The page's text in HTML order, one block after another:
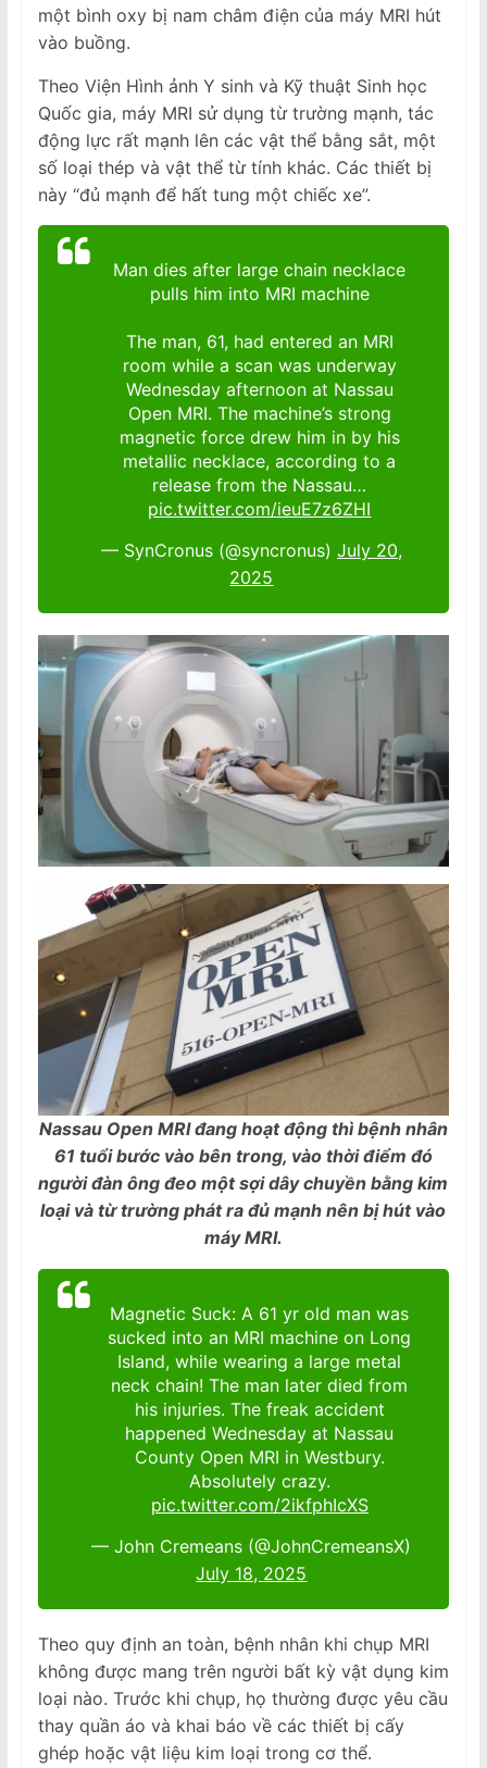
một bình oxy bị nam châm điện của máy MRI hút
vào buồng.
Theo Viện Hình ảnh Y sinh và Kỹ thuật Sinh học
Quốc gia, máy MRI sử dụng từ trường mạnh, tác
động lực rất mạnh lên các vật thể bằng sắt, một
số loại thép và vật thể từ tính khác. Các thiết bị
này “đủ mạnh để hất tung một chiếc xe”.
Man dies after large chain necklace
pulls him into MRI machine
The man, 61, had entered an MRI
room while a scan was underway
Wednesday afternoon at Nassau
Open MRI. The machine’s strong
magnetic force drew him in by his
metallic necklace, according to a
release from the Nassau…
pic.twitter.com/ieuE7z6ZHI
— SynCronus (@syncronus) July 20,
2025
Nassau Open MRI đang hoạt động thì bệnh nhân
61 tuổi bước vào bên trong, vào thời điểm đó
người đàn ông đeo một sợi dây chuyền bằng kim
loại và từ trường phát ra đủ mạnh nên bị hút vào
máy MRI.
Magnetic Suck: A 61 yr old man was
sucked into an MRI machine on Long
Island, while wearing a large metal
neck chain! The man later died from
his injuries. The freak accident
happened Wednesday at Nassau
County Open MRI in Westbury.
Absolutely crazy.
pic.twitter.com/2ikfphIcXS
— John Cremeans (@JohnCremeansX)
July 18, 2025
Theo quy định an toàn, bệnh nhân khi chụp MRI
không được mang trên người bất kỳ vật dụng kim
loại nào. Trước khi chụp, họ thường được yêu cầu
thay quần áo và khai báo về các thiết bị cấy
ghép hoặc vật liệu kim loại trong cơ thể.